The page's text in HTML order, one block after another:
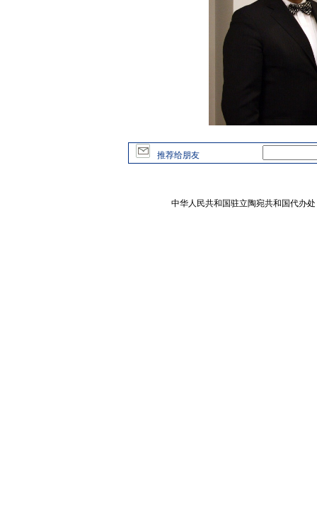
推荐给朋友
中华人民共和国驻立陶宛共和国代办处